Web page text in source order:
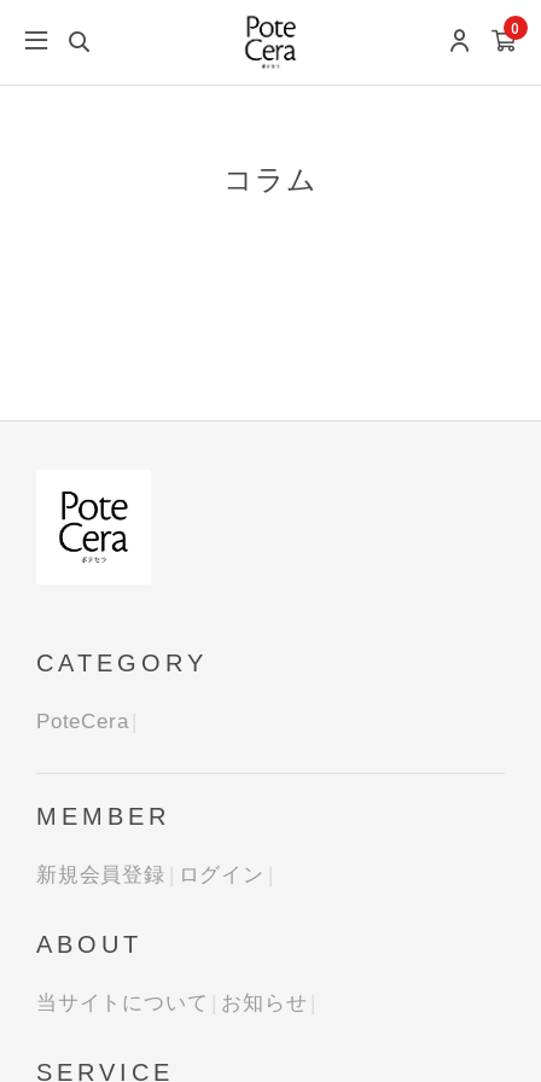
0
コラム
CATEGORY
PoteCera
MEMBER
新規会員登録 ログイン
ABOUT
当サイトについて お知らせ
SERVICE